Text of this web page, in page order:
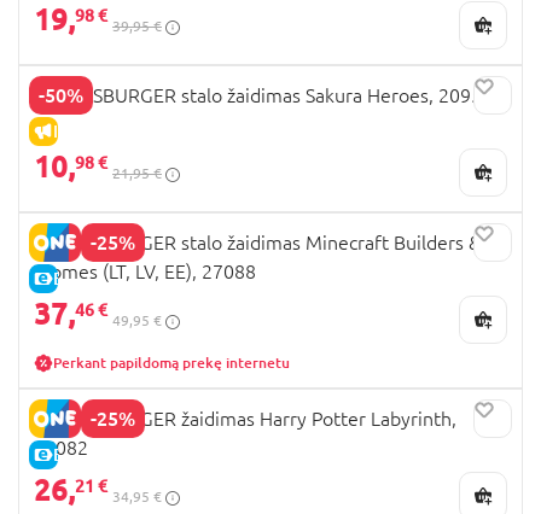
19,98 €
39,95 €
-50%
IŠPARDAVIMAS
RAVENSBURGER stalo žaidimas Sakura Heroes, 20957
10,98 €
21,95 €
-25%
E-KAINA
RAVENSBURGER stalo žaidimas Minecraft Builders &
Biomes (LT, LV, EE), 27088
37,46 €
49,95 €
Perkant papildomą prekę internetu
-25%
E-KAINA
RAVENSBURGER žaidimas Harry Potter Labyrinth,
26082
26,21 €
34,95 €